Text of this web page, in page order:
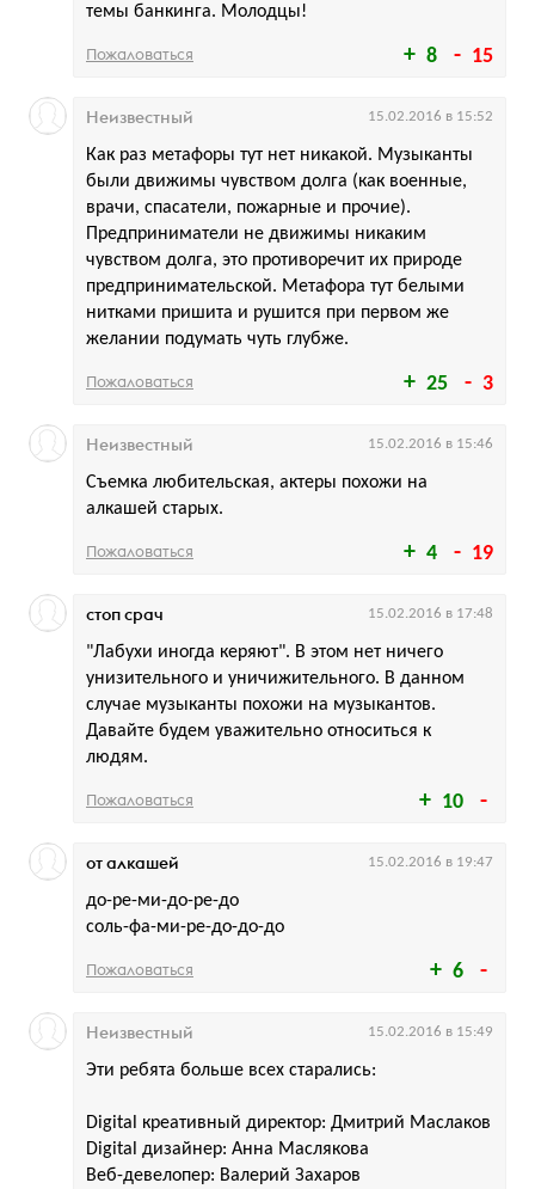
8 15
темы банкинга. Молодцы!
Пожаловаться
25 3
Как раз метафоры тут нет никакой. Музыканты
были движимы чувством долга (как военные,
врачи, спасатели, пожарные и прочие).
Предприниматели не движимы никаким
чувством долга, это противоречит их природе
предпринимательской. Метафора тут белыми
нитками пришита и рушится при первом же
желании подумать чуть глубже.
Неизвестный 15.02.2016 в 15:52
Пожаловаться
4 19
Съемка любительская, актеры похожи на
алкашей старых.
Неизвестный 15.02.2016 в 15:46
Пожаловаться
10
"Лабухи иногда керяют". В этом нет ничего
унизительного и уничижительного. В данном
случае музыканты похожи на музыкантов.
Давайте будем уважительно относиться к
людям.
стоп срач 15.02.2016 в 17:48
Пожаловаться
6
до-ре-ми-до-ре-до
соль-фа-ми-ре-до-до-до
от алкашей 15.02.2016 в 19:47
Пожаловаться
Эти ребята больше всех старались:
Digital креативный директор: Дмитрий Маслаков
Digital дизайнер: Анна Маслякова
Веб-девелопер: Валерий Захаров
Неизвестный 15.02.2016 в 15:49